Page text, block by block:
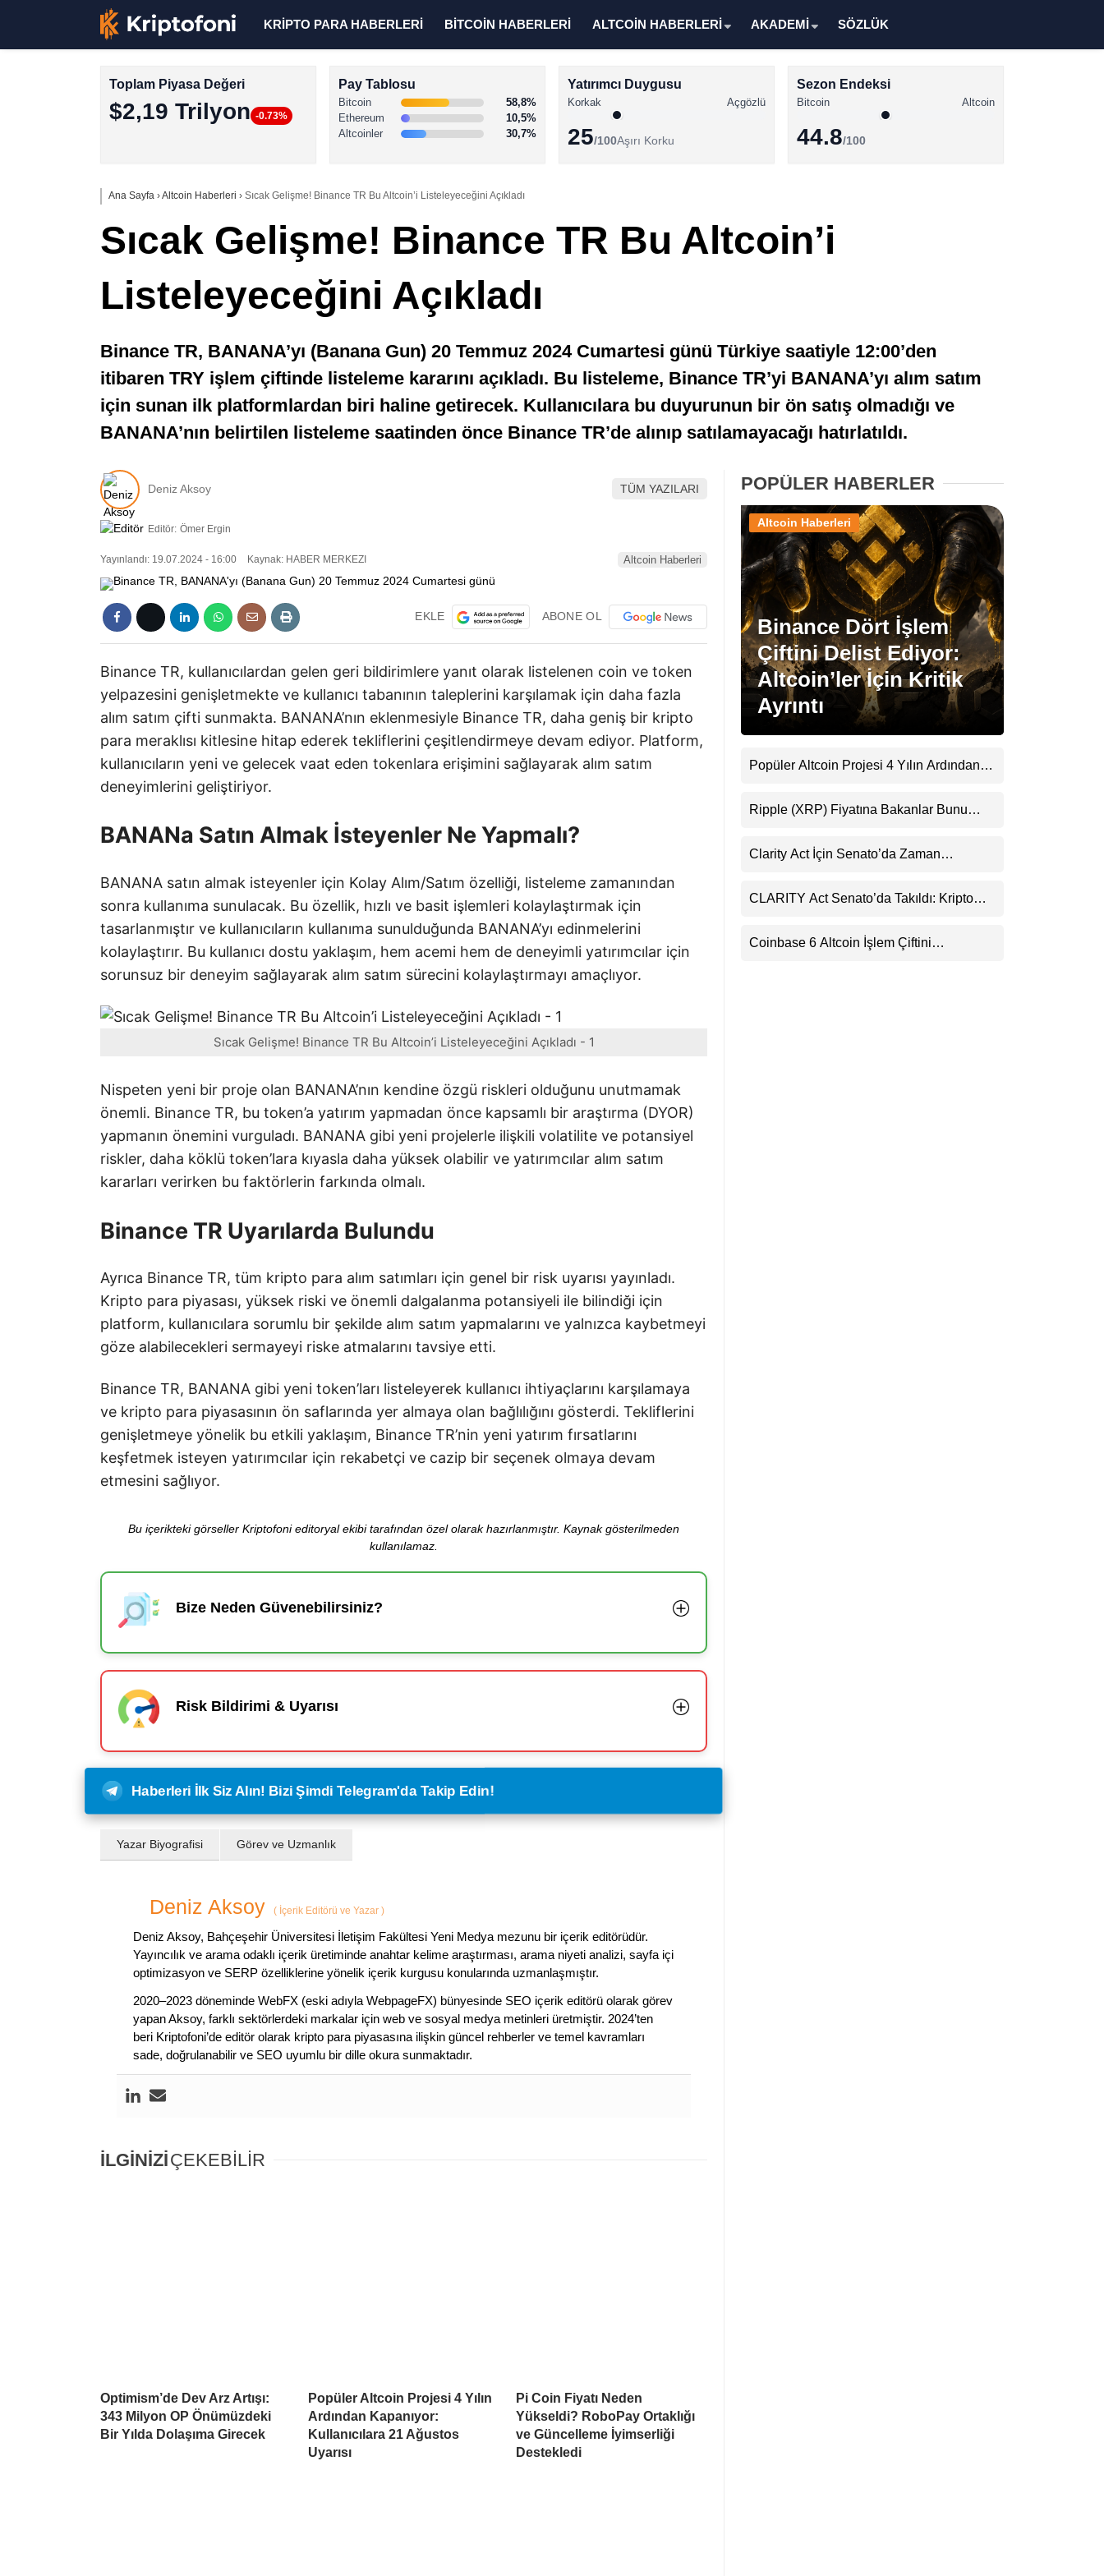
Stablecoin Haberleri
Instagram
Youtube
TikTok
Pinterest
KRİPTO PARA HABERLERİ BİTCOİN HABERLERİ ALTCOİN HABERLERİ AKADEMİ SÖZLÜK
Toplam Piyasa Değeri
$2,19 Trilyon -0.73%
Pay Tablosu
Bitcoin
58,8%
Ethereum
10,5%
Altcoinler
30,7%
Yatırımcı Duygusu
Korkak Açgözlü
25/100Aşırı Korku
Sezon Endeksi
Bitcoin Altcoin
44.8/100
Ana Sayfa ›Altcoin Haberleri › Sıcak Gelişme! Binance TR Bu Altcoin’i Listeleyeceğini Açıkladı
Sıcak Gelişme! Binance TR Bu Altcoin’i
Listeleyeceğini Açıkladı
Binance TR, BANANA’yı (Banana Gun) 20 Temmuz 2024 Cumartesi günü Türkiye saatiyle 12:00’den
itibaren TRY işlem çiftinde listeleme kararını açıkladı. Bu listeleme, Binance TR’yi BANANA’yı alım satım
için sunan ilk platformlardan biri haline getirecek. Kullanıcılara bu duyurunun bir ön satış olmadığı ve
BANANA’nın belirtilen listeleme saatinden önce Binance TR’de alınıp satılamayacağı hatırlatıldı.
Deniz Aksoy TÜM YAZILARI
Editör: Ömer Ergin
Yayınlandı: 19.07.2024 - 16:00 Kaynak: HABER MERKEZI Altcoin Haberleri
EKLE ABONE OL
Binance TR, kullanıcılardan gelen geri bildirimlere yanıt olarak listelenen coin ve token
yelpazesini genişletmekte ve kullanıcı tabanının taleplerini karşılamak için daha fazla
alım satım çifti sunmakta. BANANA’nın eklenmesiyle Binance TR, daha geniş bir kripto
para meraklısı kitlesine hitap ederek tekliflerini çeşitlendirmeye devam ediyor. Platform,
kullanıcıların yeni ve gelecek vaat eden tokenlara erişimini sağlayarak alım satım
deneyimlerini geliştiriyor.
BANANa Satın Almak İsteyenler Ne Yapmalı?
BANANA satın almak isteyenler için Kolay Alım/Satım özelliği, listeleme zamanından
sonra kullanıma sunulacak. Bu özellik, hızlı ve basit işlemleri kolaylaştırmak için
tasarlanmıştır ve kullanıcıların kullanıma sunulduğunda BANANA’yı edinmelerini
kolaylaştırır. Bu kullanıcı dostu yaklaşım, hem acemi hem de deneyimli yatırımcılar için
sorunsuz bir deneyim sağlayarak alım satım sürecini kolaylaştırmayı amaçlıyor.
Sıcak Gelişme! Binance TR Bu Altcoin’i Listeleyeceğini Açıkladı - 1
Nispeten yeni bir proje olan BANANA’nın kendine özgü riskleri olduğunu unutmamak
önemli. Binance TR, bu token’a yatırım yapmadan önce kapsamlı bir araştırma (DYOR)
yapmanın önemini vurguladı. BANANA gibi yeni projelerle ilişkili volatilite ve potansiyel
riskler, daha köklü token’lara kıyasla daha yüksek olabilir ve yatırımcılar alım satım
kararları verirken bu faktörlerin farkında olmalı.
Binance TR Uyarılarda Bulundu
Ayrıca Binance TR, tüm kripto para alım satımları için genel bir risk uyarısı yayınladı.
Kripto para piyasası, yüksek riski ve önemli dalgalanma potansiyeli ile bilindiği için
platform, kullanıcılara sorumlu bir şekilde alım satım yapmalarını ve yalnızca kaybetmeyi
göze alabilecekleri sermayeyi riske atmalarını tavsiye etti.
Binance TR, BANANA gibi yeni token’ları listeleyerek kullanıcı ihtiyaçlarını karşılamaya
ve kripto para piyasasının ön saflarında yer almaya olan bağlılığını gösterdi. Tekliflerini
genişletmeye yönelik bu etkili yaklaşım, Binance TR’nin yeni yatırım fırsatlarını
keşfetmek isteyen yatırımcılar için rekabetçi ve cazip bir seçenek olmaya devam
etmesini sağlıyor.
Bu içerikteki görseller Kriptofoni editoryal ekibi tarafından özel olarak hazırlanmıştır. Kaynak gösterilmeden
kullanılamaz.
Bize Neden Güvenebilirsiniz?
Risk Bildirimi & Uyarısı
Haberleri İlk Siz Alın! Bizi Şimdi Telegram'da Takip Edin!
Yazar Biyografisi Görev ve Uzmanlık
Deniz Aksoy ( İçerik Editörü ve Yazar )
Deniz Aksoy, Bahçeşehir Üniversitesi İletişim Fakültesi Yeni Medya mezunu bir içerik editörüdür.
Yayıncılık ve arama odaklı içerik üretiminde anahtar kelime araştırması, arama niyeti analizi, sayfa içi
optimizasyon ve SERP özelliklerine yönelik içerik kurgusu konularında uzmanlaşmıştır.
2020–2023 döneminde WebFX (eski adıyla WebpageFX) bünyesinde SEO içerik editörü olarak görev
yapan Aksoy, farklı sektörlerdeki markalar için web ve sosyal medya metinleri üretmiştir. 2024’ten
beri Kriptofoni’de editör olarak kripto para piyasasına ilişkin güncel rehberler ve temel kavramları
sade, doğrulanabilir ve SEO uyumlu bir dille okura sunmaktadır.
İLGİNİZİÇEKEBİLİR
Optimism’de Dev Arz Artışı:
343 Milyon OP Önümüzdeki
Bir Yılda Dolaşıma Girecek
Popüler Altcoin Projesi 4 Yılın
Ardından Kapanıyor:
Kullanıcılara 21 Ağustos
Uyarısı
Pi Coin Fiyatı Neden
Yükseldi? RoboPay Ortaklığı
ve Güncelleme İyimserliği
Destekledi
POPÜLER HABERLER
Binance Dört İşlem
Çiftini Delist Ediyor:
Altcoin’ler İçin Kritik
Ayrıntı
Altcoin Haberleri
Popüler Altcoin Projesi 4 Yılın Ardından
Uyarısı
Ripple (XRP) Fiyatına Bakanlar Bunu
Uyarı
Clarity Act İçin Senato’da Zaman
CLARITY Act Senato’da Takıldı: Kripto
Coinbase 6 Altcoin İşlem Çiftini